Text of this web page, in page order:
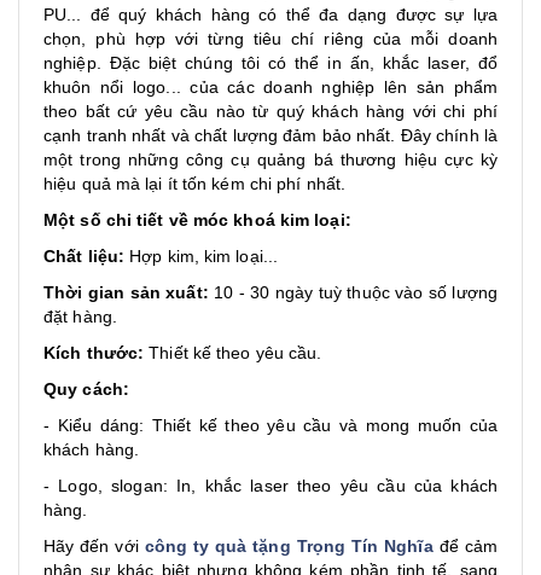
PU... để quý khách hàng có thể đa dạng được sự lựa
chọn, phù hợp với từng tiêu chí riêng của mỗi doanh
nghiệp. Đặc biệt chúng tôi có thể in ấn, khắc laser, đổ
khuôn nổi logo... của các doanh nghiệp lên sản phẩm
theo bất cứ yêu cầu nào từ quý khách hàng với chi phí
cạnh tranh nhất và chất lượng đảm bảo nhất. Đây chính là
một trong những công cụ quảng bá thương hiệu cực kỳ
hiệu quả mà lại ít tốn kém chi phí nhất.
Một số chi tiết về móc khoá kim loại:
Chất liệu: Hợp kim, kim loại...
Thời gian sản xuất: 10 - 30 ngày tuỳ thuộc vào số lượng
đặt hàng.
Kích thước: Thiết kế theo yêu cầu.
Quy cách:
- Kiểu dáng: Thiết kế theo yêu cầu và mong muốn của
khách hàng.
- Logo, slogan: In, khắc laser theo yêu cầu của khách
hàng.
Hãy đến với công ty quà tặng Trọng Tín Nghĩađể cảm
nhận sự khác biệt nhưng không kém phần tinh tế, sang